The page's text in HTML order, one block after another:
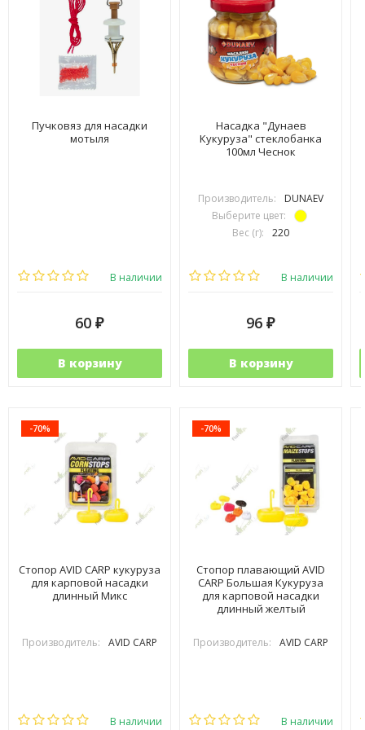
Пучковяз для насадки
мотыля
В наличии
60 ₽
В корзину
Насадка "Дунаев
Кукуруза" стеклобанка
100мл Чеснок
Производитель:
DUNAEV
Выберите цвет:
Вес (г):
220
В наличии
96 ₽
В корзину
-70%
Стопор AVID CARP кукуруза
для карповой насадки
длинный Микс
Производитель: AVID CARP
В наличии
-70%
Стопор плавающий AVID
CARP Большая Кукуруза
для карповой насадки
длинный желтый
Производитель: AVID CARP
В наличии